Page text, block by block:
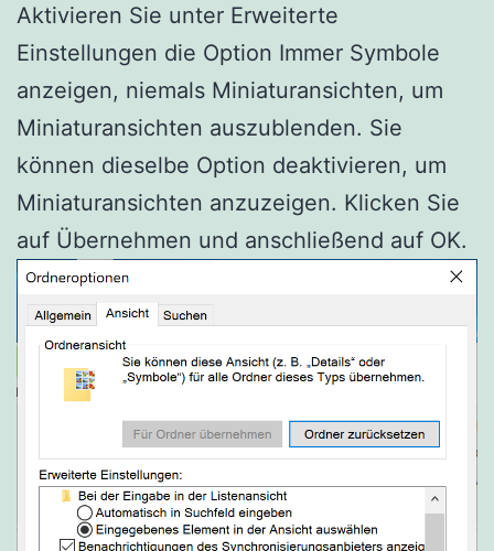
Aktivieren Sie unter Erweiterte
Einstellungen die Option Immer Symbole
anzeigen, niemals Miniaturansichten, um
Miniaturansichten auszublenden. Sie
können dieselbe Option deaktivieren, um
Miniaturansichten anzuzeigen. Klicken Sie
auf Übernehmen und anschließend auf OK.